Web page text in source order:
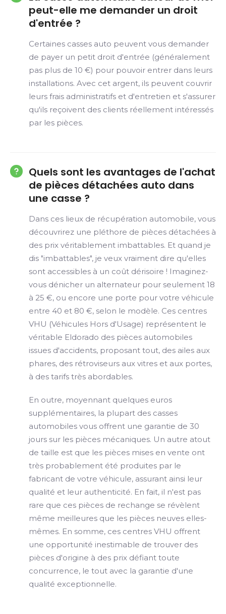
peut-elle me demander un droit
d'entrée ?
Certaines casses auto peuvent vous demander
de payer un petit droit d'entrée (généralement
pas plus de 10 €) pour pouvoir entrer dans leurs
installations. Avec cet argent, ils peuvent couvrir
leurs frais administratifs et d'entretien et s'assurer
qu'ils reçoivent des clients réellement intéressés
par les pièces.
Quels sont les avantages de l'achat
de pièces détachées auto dans
une casse ?
Dans ces lieux de récupération automobile, vous
découvrirez une pléthore de pièces détachées à
des prix véritablement imbattables. Et quand je
dis "imbattables", je veux vraiment dire qu'elles
sont accessibles à un coût dérisoire ! Imaginez-
vous dénicher un alternateur pour seulement 18
à 25 €, ou encore une porte pour votre véhicule
entre 40 et 80 €, selon le modèle. Ces centres
VHU (Véhicules Hors d'Usage) représentent le
véritable Eldorado des pièces automobiles
issues d'accidents, proposant tout, des ailes aux
phares, des rétroviseurs aux vitres et aux portes,
à des tarifs très abordables.
En outre, moyennant quelques euros
supplémentaires, la plupart des casses
automobiles vous offrent une garantie de 30
jours sur les pièces mécaniques. Un autre atout
de taille est que les pièces mises en vente ont
très probablement été produites par le
fabricant de votre véhicule, assurant ainsi leur
qualité et leur authenticité. En fait, il n'est pas
rare que ces pièces de rechange se révèlent
même meilleures que les pièces neuves elles-
mêmes. En somme, ces centres VHU offrent
une opportunité inestimable de trouver des
pièces d'origine à des prix défiant toute
concurrence, le tout avec la garantie d'une
qualité exceptionnelle.